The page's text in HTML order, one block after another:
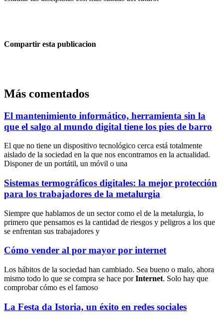
Compartir esta publicacion
Más comentados
El mantenimiento informático, herramienta sin la
que el salgo al mundo digital tiene los pies de barro
El que no tiene un dispositivo tecnológico cerca está totalmente
aislado de la sociedad en la que nos encontramos en la actualidad.
Disponer de un portátil, un móvil o una
Sistemas termográficos digitales: la mejor protección
para los trabajadores de la metalurgia
Siempre que hablamos de un sector como el de la metalurgia, lo
primero que pensamos es la cantidad de riesgos y peligros a los que
se enfrentan sus trabajadores y
Cómo vender al por mayor por internet
Los hábitos de la sociedad han cambiado. Sea bueno o malo, ahora
mismo todo lo que se compra se hace porInternet. Solo hay que
comprobar cómo es el famoso
La Festa da Istoria, un éxito en redes sociales